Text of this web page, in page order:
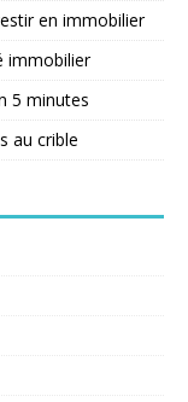
en immobilier
immobilier
5 minutes
au crible